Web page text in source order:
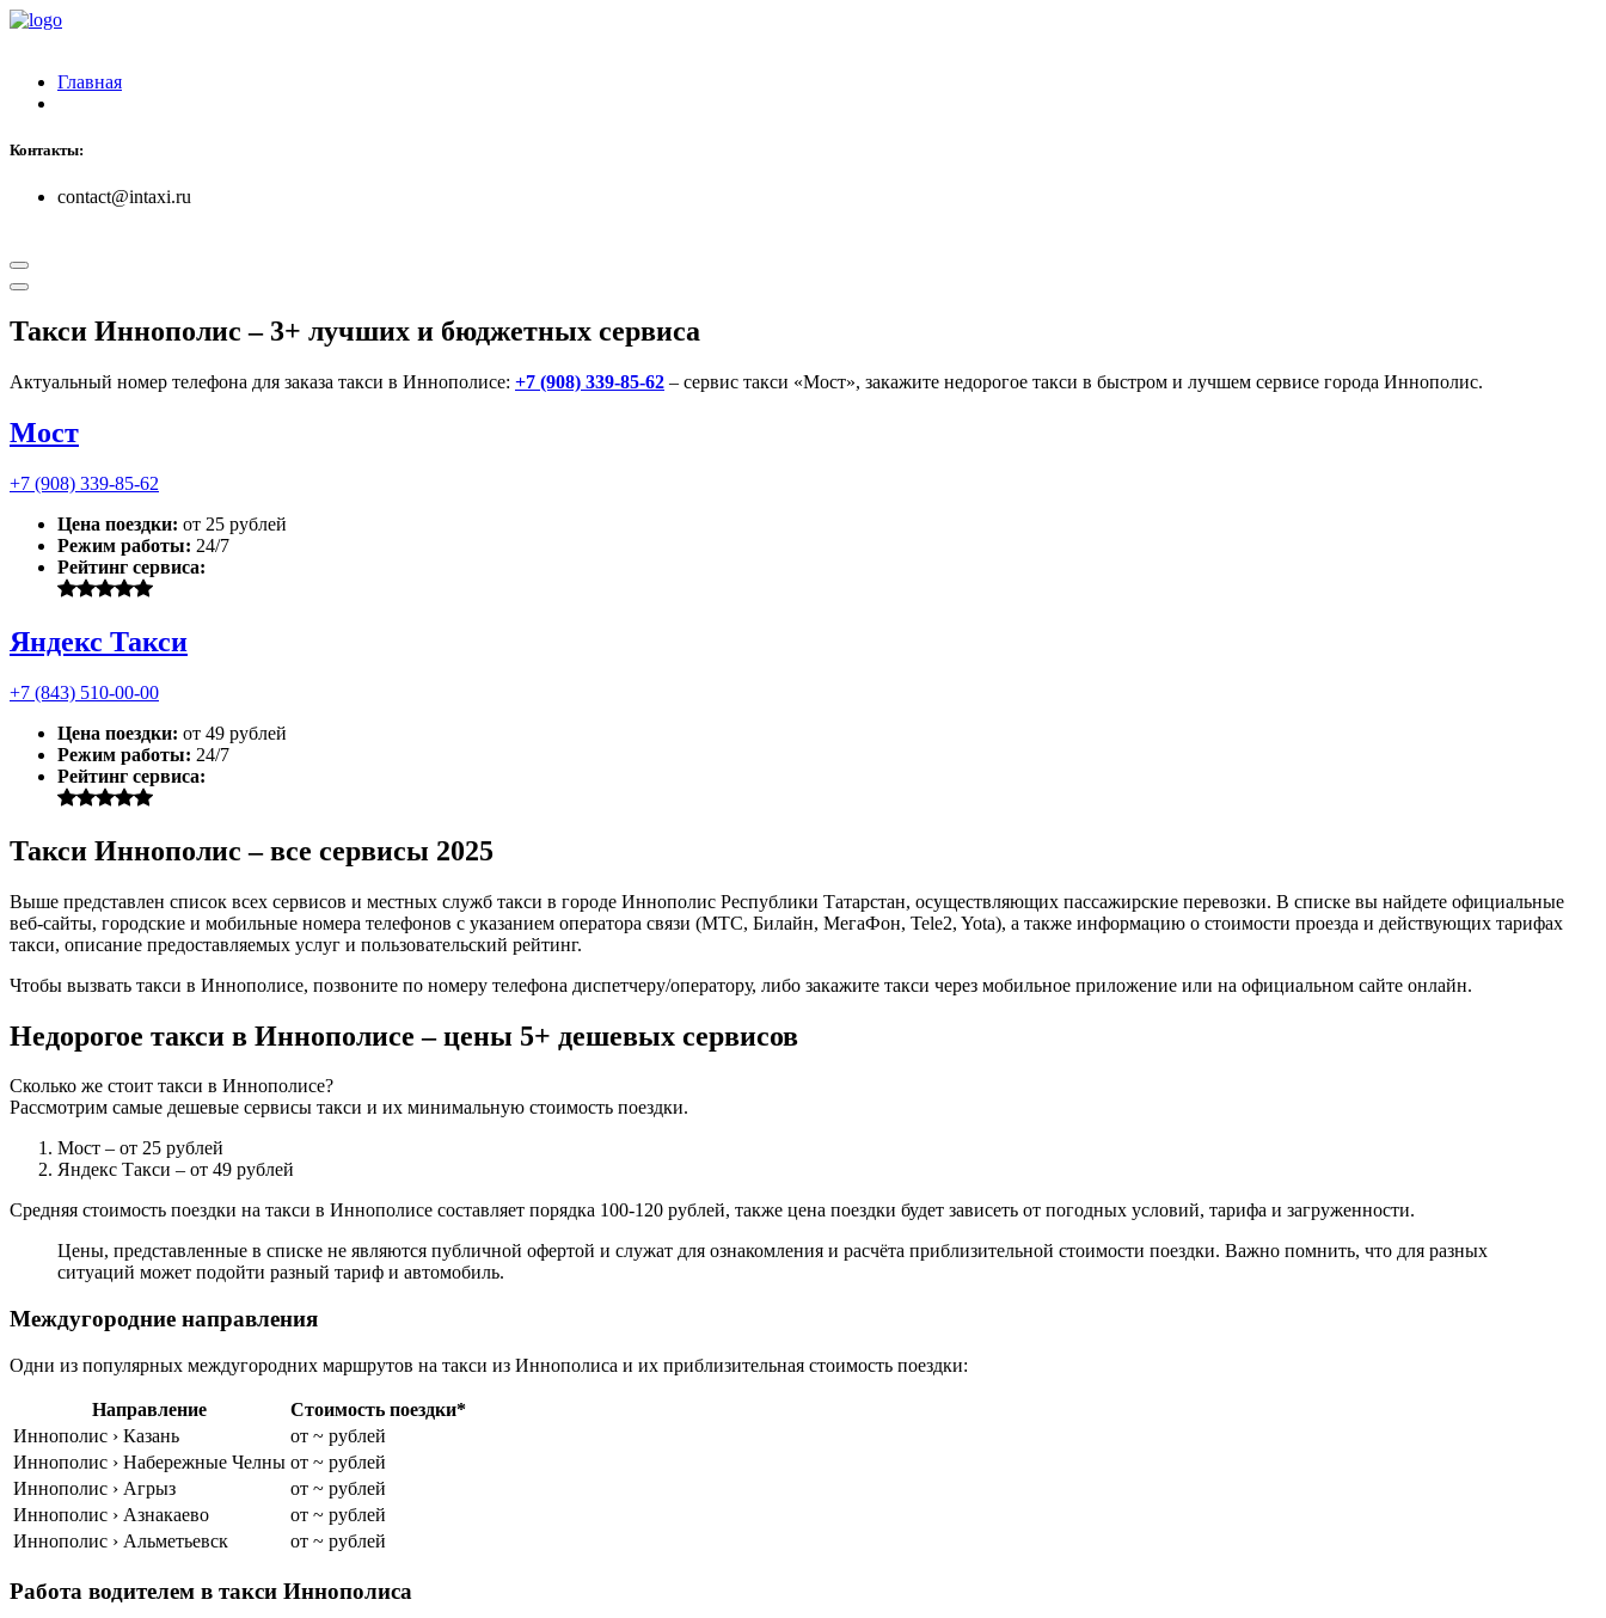
Главная
Контакты:
contact@intaxi.ru
Такси Иннополис – 3+ лучших и бюджетных сервиса
Актуальный номер телефона для заказа такси в Иннополисе: +7 (908) 339-85-62 – сервис такси «Мост», закажите недорогое такси в быстром и лучшем сервисе города Иннополис.
Мост
+7 (908) 339-85-62
Цена поездки: от 25 рублей
Режим работы: 24/7
Рейтинг сервиса:
Яндекс Такси
+7 (843) 510-00-00
Цена поездки: от 49 рублей
Режим работы: 24/7
Рейтинг сервиса:
Такси Иннополис – все сервисы 2025
Выше представлен список всех сервисов и местных служб такси в городе Иннополис Республики Татарстан, осуществляющих пассажирские перевозки. В списке вы найдете официальные
веб-сайты, городские и мобильные номера телефонов с указанием оператора связи (МТС, Билайн, МегаФон, Tele2, Yota), а также информацию о стоимости проезда и действующих тарифах
такси, описание предоставляемых услуг и пользовательский рейтинг.
Чтобы вызвать такси в Иннополисе, позвоните по номеру телефона диспетчеру/оператору, либо закажите такси через мобильное приложение или на официальном сайте онлайн.
Недорогое такси в Иннополисе – цены 5+ дешевых сервисов
Сколько же стоит такси в Иннополисе?
Рассмотрим самые дешевые сервисы такси и их минимальную стоимость поездки.
Мост – от 25 рублей
Яндекс Такси – от 49 рублей
Средняя стоимость поездки на такси в Иннополисе составляет порядка 100-120 рублей, также цена поездки будет зависеть от погодных условий, тарифа и загруженности.
Цены, представленные в списке не являются публичной офертой и служат для ознакомления и расчёта приблизительной стоимости поездки. Важно помнить, что для разных
ситуаций может подойти разный тариф и автомобиль.
Междугородние направления
Одни из популярных междугородних маршрутов на такси из Иннополиса и их приблизительная стоимость поездки:
Направление
Стоимость поездки*
Иннополис › Казань
от ~ рублей
Иннополис › Набережные Челны от ~ рублей
Иннополис › Агрыз
от ~ рублей
Иннополис › Азнакаево
от ~ рублей
Иннополис › Альметьевск
от ~ рублей
Работа водителем в такси Иннополиса